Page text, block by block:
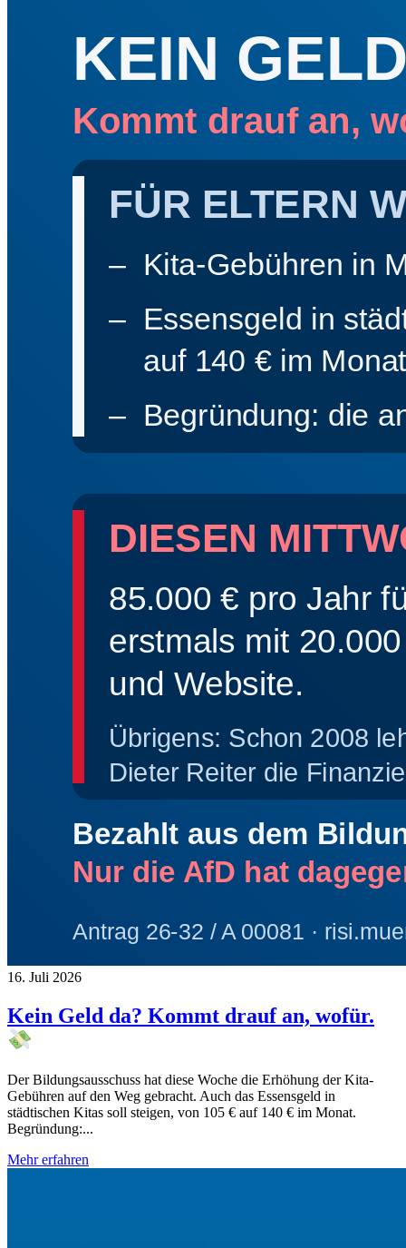
16. Juli 2026
Kein Geld da? Kommt drauf an, wofür.
Der Bildungsausschuss hat diese Woche die Erhöhung der Kita-
Gebühren auf den Weg gebracht. Auch das Essensgeld in
städtischen Kitas soll steigen, von 105 € auf 140 € im Monat.
Begründung:...
Mehr erfahren